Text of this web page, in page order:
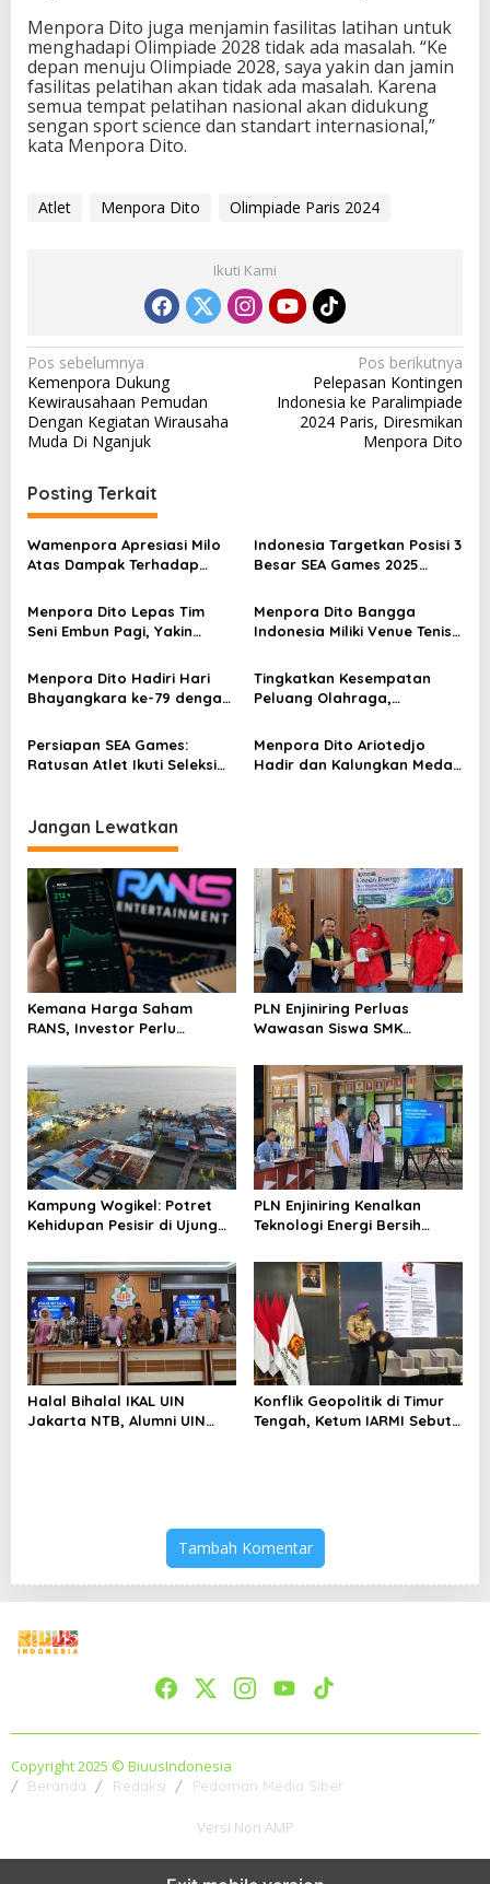
Menpora Dito juga menjamin fasilitas latihan untuk
menghadapi Olimpiade 2028 tidak ada masalah. “Ke
depan menuju Olimpiade 2028, saya yakin dan jamin
fasilitas pelatihan akan tidak ada masalah. Karena
semua tempat pelatihan nasional akan didukung
sengan sport science dan standart internasional,”
kata Menpora Dito.
Atlet Menpora Dito Olimpiade Paris 2024
Ikuti Kami
N
a
v
i
g
a
s
i
p
o
s
Pos sebelumnya
Kemenpora Dukung
Kewirausahaan Pemudan
Dengan Kegiatan Wirausaha
Muda Di Nganjuk
Pos berikutnya
Pelepasan Kontingen
Indonesia ke Paralimpiade
2024 Paris, Diresmikan
Menpora Dito
Posting Terkait
Wamenpora Apresiasi Milo
Atas Dampak Terhadap
Indonesia Targetkan Posisi 3
Besar SEA Games 2025
Menpora Dito Lepas Tim
Seni Embun Pagi, Yakin
Global
Menpora Dito Bangga
Indonesia Miliki Venue Tenis
Menpora Dito Hadiri Hari
Bhayangkara ke-79 dengan
Tingkatkan Kesempatan
Peluang Olahraga,
INASPRO dan KORMI
Persiapan SEA Games:
Ratusan Atlet Ikuti Seleksi
Menpora Dito Ariotedjo
Hadir dan Kalungkan Medali
Jangan Lewatkan
Kemana Harga Saham
RANS, Investor Perlu
Menghindari Spekulasi
Berlebihan
PLN Enjiniring Perluas
Wawasan Siswa SMK
Perubahan Iklim
Kampung Wogikel: Potret
Kehidupan Pesisir di Ujung
Bertahan di Tengah
Keterbatasan
PLN Enjiniring Kenalkan
Teknologi Energi Bersih
Halal Bihalal IKAL UIN
Jakarta NTB, Alumni UIN
Konflik Geopolitik di Timur
Tengah, Ketum IARMI Sebut
Tambah Komentar
Copyright 2025 © BiuusIndonesia
Beranda Redaksi Pedoman Media Siber
Versi Non AMP